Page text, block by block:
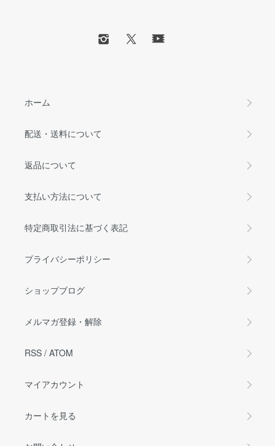
ホーム
配送・送料について
返品について
支払い方法について
特定商取引法に基づく表記
プライバシーポリシー
ショップブログ
メルマガ登録・解除
RSS / ATOM
マイアカウント
カートを見る